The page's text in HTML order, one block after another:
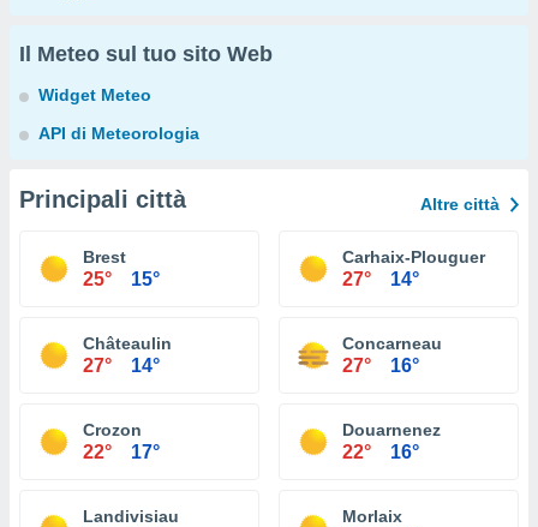
Il Meteo sul tuo sito Web
Widget Meteo
API di Meteorologia
Principali città Altre città
Brest
25° 15°
Carhaix-Plouguer
27° 14°
Châteaulin
27° 14°
Concarneau
27° 16°
Crozon
22° 17°
Douarnenez
22° 16°
Landivisiau Morlaix